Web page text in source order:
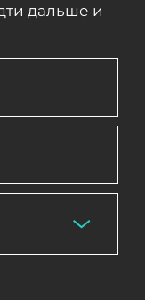
дальше и